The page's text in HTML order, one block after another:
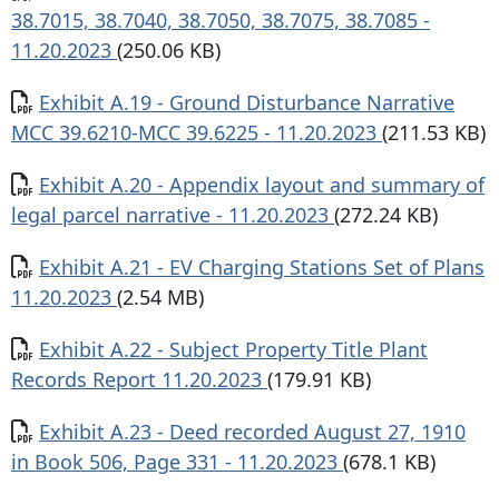
38.7015, 38.7040, 38.7050, 38.7075, 38.7085 -
11.20.2023 (250.06 KB)
Documento
Exhibit A.19 - Ground Disturbance Narrative
MCC 39.6210-MCC 39.6225 - 11.20.2023 (211.53 KB)
Documento
Exhibit A.20 - Appendix layout and summary of
legal parcel narrative - 11.20.2023 (272.24 KB)
Documento
Exhibit A.21 - EV Charging Stations Set of Plans
11.20.2023 (2.54 MB)
Documento
Exhibit A.22 - Subject Property Title Plant
Records Report 11.20.2023 (179.91 KB)
Documento
Exhibit A.23 - Deed recorded August 27, 1910
in Book 506, Page 331 - 11.20.2023 (678.1 KB)